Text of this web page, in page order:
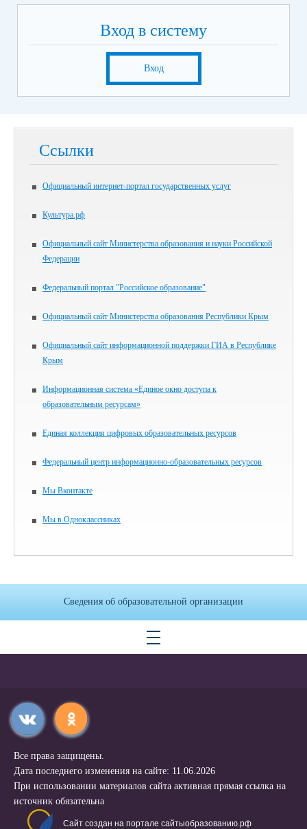
Вход в систему
Вход
Ссылки
Официальный интернет-портал государственных услуг
Культура.рф
Официальный сайт Министерства образования и науки Российской
Федерации
Федеральный портал "Российское образование"
Официальный сайт Министерства образования Республики Крым
Официальный сайт информационной поддержки ГИА в Республике
Крым
Информационная система «Единое окно доступа к
образовательным ресурсам»
Единая коллекция цифровых образовательных ресурсов
Федеральный центр информационно-образовательных ресурсов
Мы Вконтакте
Мы в Одноклассниках
Сведения об образовательной организации
Все права защищены.
Дата последнего изменения на сайте: 11.06.2026
При использовании материалов сайта активная прямая ссылка на
источник обязательна
Сайт создан на портале сайтыобразованию.рф